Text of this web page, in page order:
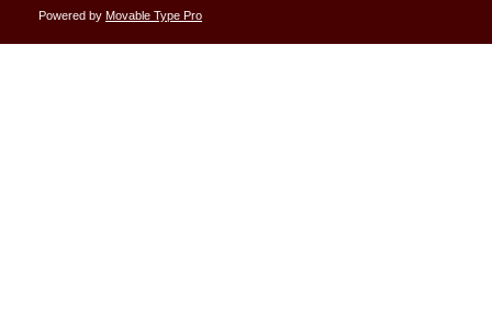
Powered by Movable Type Pro